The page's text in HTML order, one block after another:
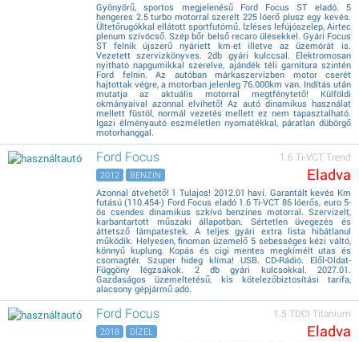
Gyönyörű, sportos megjelenésű Ford Focus ST eladó. 5
hengeres 2.5 turbo motorral szerelt 225 lóerő plusz egy kevés.
Ültetőrugókkal ellátott sportfutómű. Ízléses lefújószelep, Airtec
plenum szívócső. Szép bőr belső recaro ülésekkel. Gyári Focus
ST felnik újszerű nyáriett km-et illetve az üzemórát is.
Vezetett szervizkönyves. 2db gyári kulccsal. Elektromosan
nyitható napgumikkal szerelve, ajándék téli garnitura szintén
Ford felnin. Az autóban márkaszervizben motor cserét
hajtottak végre, a motorban jelenleg 76.000km van. Indítás után
mutatja az aktuális motorral megtfénytető! Külföldi
okmányaival azonnal elvihető! Az autó dinamikus használat
mellett füstöl, normál vezetés mellett ez nem tapasztalható.
Igazi élményautó eszméletlen nyomatékkal, páratlan dübörgő
motorhanggal.
Ford Focus 1.6 Ti-VCT Trend
Eladva
2012 BENZIN
Azonnal átvehető! 1 Tulajos! 2012.01 havi. Garantált kevés Km
futású (110.454-) Ford Focus eladó 1.6 Ti-VCT 86 lóerős, euro 5-
ös csendes dinamikus szkívó benzines motorral. Szervizelt,
karbantartott műszaki állapotban. Sértetlen üvegezés és
áttetsző lámpatestek. A teljes gyári extra lista hibátlanul
működik. Helyesen, finoman üzemelő 5 sebességes kézi váltó,
könnyű kuplung. Kopás és cigi mentes megkímélt utas és
csomagtér. Szuper hideg klíma! USB. CD-Rádió. Elől-Oldat-
Függöny légzsákok. 2 db gyári kulcsokkal. 2027.01.
Gazdaságos üzemeltetésű, kis kötelezőbiztosítási tarifa,
alacsony gépjármű adó.
Ford Focus 1.5 TDCI Titanium
Eladva
2018 DÍZEL